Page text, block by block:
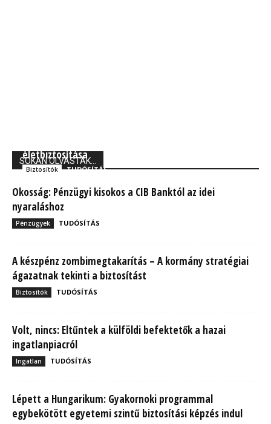
SOKAN OLVASTÁK...
életbiztosítása
Biztosítók TUDÓSÍTÁS
Okosság: Pénzügyi kisokos a CIB Banktól az idei
nyaraláshoz
Pénzügyek TUDÓSÍTÁS
A készpénz zombimegtakarítás – A kormány stratégiai
ágazatnak tekinti a biztosítást
Biztosítók TUDÓSÍTÁS
Volt, nincs: Eltűntek a külföldi befektetők a hazai
ingatlanpiacról
Ingatlan TUDÓSÍTÁS
Lépett a Hungarikum: Gyakornoki programmal
egybekötött egyetemi szintű biztosítási képzés indul